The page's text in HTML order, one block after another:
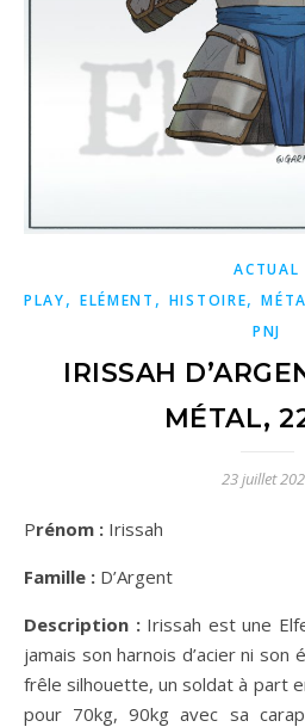
ACTUAL
PLAY, ELÉMENT , HISTOIRE,
PNJ
IRISSAH
MÉTAL,
23 juillet
Prénom : Irissah
Famille : D’Argent
Description :Irissah est une
jamais son harnois d’acier ni son
frêle silhouette, un soldat à part
pour 70kg, 90kg avec sa